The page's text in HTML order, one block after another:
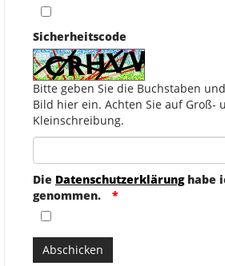
Sicherheitscode
Bitte geben Sie die Buchstaben
Bild hier ein. Achten Sie auf Groß-
Kleinschreibung.
Die Datenschutzerklärunghabe
genommen.
Abschicken